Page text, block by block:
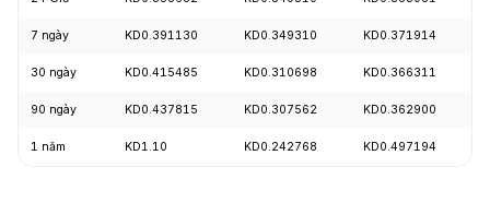
7 ngày KD0.391130 KD0.349310 KD0.371914
30 ngày KD0.415485 KD0.310698 KD0.366311
90 ngày KD0.437815 KD0.307562 KD0.362900
1 năm KD1.10 KD0.242768 KD0.497194